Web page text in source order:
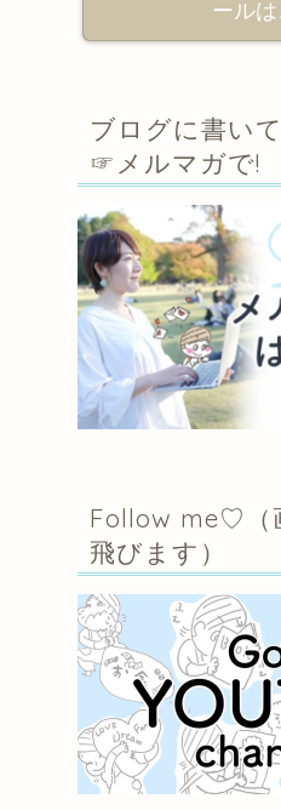
ール
ブログに書い
☞メルマガで!
Follow me♡（
飛びます）